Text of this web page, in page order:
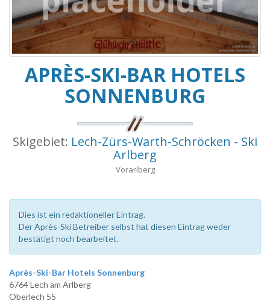
APRÈS-SKI-BAR HOTELS
SONNENBURG
Skigebiet: Lech-Zürs-Warth-Schröcken - Ski
Arlberg
Vorarlberg
Dies ist ein redaktioneller Eintrag.
Der Après-Ski Betreiber selbst hat diesen Eintrag weder
bestätigt noch bearbeitet.
Après-Ski-Bar Hotels Sonnenburg
6764 Lech am Arlberg
Oberlech 55